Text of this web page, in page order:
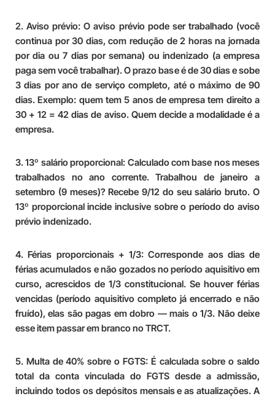
2. Aviso prévio:O aviso prévio pode ser trabalhado (você
continua por 30 dias, com redução de 2 horas na jornada
por dia ou 7 dias por semana) ou indenizado (a empresa
paga sem você trabalhar). O prazo base é de 30 dias e sobe
3 dias por ano de serviço completo, até o máximo de 90
dias. Exemplo: quem tem 5 anos de empresa tem direito a
30 + 12 = 42 dias de aviso. Quem decide a modalidade é a
empresa.
3. 13º salário proporcional: Calculado com base nos meses
trabalhados no ano corrente. Trabalhou de janeiro a
setembro (9 meses)? Recebe 9/12 do seu salário bruto. O
13º proporcional incide inclusive sobre o período do aviso
prévio indenizado.
4. Férias proporcionais + 1/3:Corresponde aos dias de
férias acumulados e não gozados no período aquisitivo em
curso, acrescidos de 1/3 constitucional. Se houver férias
vencidas (período aquisitivo completo já encerrado e não
fruído), elas são pagas em dobro — mais o 1/3. Não deixe
esse item passar em branco no TRCT.
5. Multa de 40% sobre o FGTS: É calculada sobre o saldo
total da conta vinculada do FGTS desde a admissão,
incluindo todos os depósitos mensais e as atualizações. A